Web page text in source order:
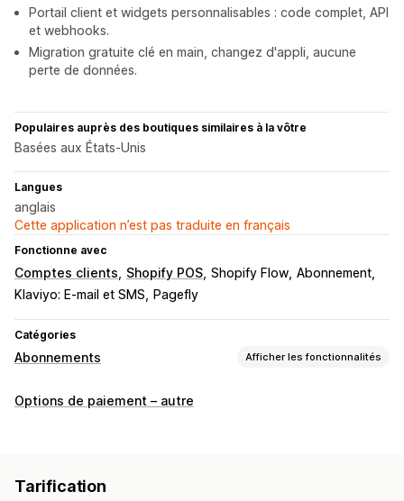
Portail client et widgets personnalisables : code complet, API
et webhooks.
Migration gratuite clé en main, changez d'appli, aucune
perte de données.
Populaires auprès des boutiques similaires à la vôtre
Basées aux États-Unis
Langues
anglais
Cette application n’est pas traduite en français
Fonctionne avec
Comptes clients Shopify POS Shopify Flow Abonnement
Klaviyo: E‑mail et SMS
Pagefly
Catégories
Abonnements Afficher les fonctionnalités
Types d’abonnement
Lots de produits
Options de paiement – autre
Tarification